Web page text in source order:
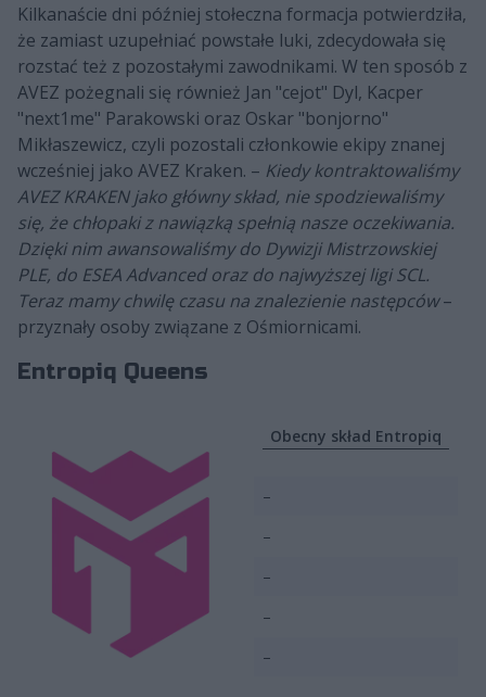
Kilkanaście dni później stołeczna formacja potwierdziła,
że zamiast uzupełniać powstałe luki, zdecydowała się
rozstać też z pozostałymi zawodnikami. W ten sposób z
AVEZ pożegnali się również Jan "cejot" Dyl, Kacper
"next1me" Parakowski oraz Oskar "bonjorno"
Mikłaszewicz, czyli pozostali członkowie ekipy znanej
wcześniej jako AVEZ Kraken. – Kiedy kontraktowaliśmy
AVEZ KRAKEN jako główny skład, nie spodziewaliśmy
się, że chłopaki z nawiązką spełnią nasze oczekiwania.
Dzięki nim awansowaliśmy do Dywizji Mistrzowskiej
PLE, do ESEA Advanced oraz do najwyższej ligi SCL.
Teraz mamy chwilę czasu na znalezienie następców–
przyznały osoby związane z Ośmiornicami.
Entropiq Queens
Obecny skład Entropiq
–
–
–
–
–